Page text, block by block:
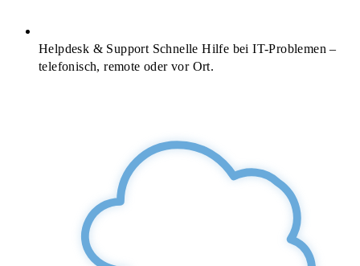
Helpdesk & Support Schnelle Hilfe bei IT-Problemen –
telefonisch, remote oder vor Ort.